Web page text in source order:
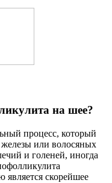
на шее?
процесс, который
или волосяных
и голеней, иногда
является скорейшее